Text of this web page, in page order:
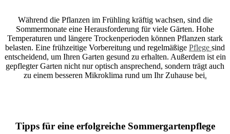
Während die Pflanzen im Frühling kräftig wachsen, sind die
Sommermonate eine Herausforderung für viele Gärten. Hohe
Temperaturen und längere Trockenperioden können Pflanzen stark
belasten. Eine frühzeitige Vorbereitung und regelmäßige Pflege sind
entscheidend, um Ihren Garten gesund zu erhalten. Außerdem ist ein
gepflegter Garten nicht nur optisch ansprechend, sondern trägt auch
zu einem besseren Mikroklima rund um Ihr Zuhause bei.
Tipps für eine erfolgreiche Sommergartenpflege